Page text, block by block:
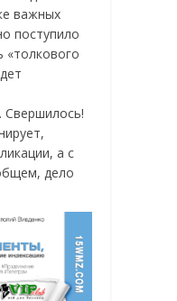
важных
поступило
«толкового
Свершилось!
а с
дело